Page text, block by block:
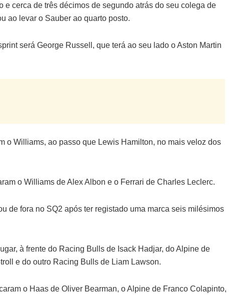
e cerca de três décimos de segundo atrás do seu colega de
ao levar o Sauber ao quarto posto.
será George Russell, que terá ao seu lado o Aston Martin
o Williams, ao passo que Lewis Hamilton, no mais veloz dos
o Williams de Alex Albon e o Ferrari de Charles Leclerc.
de fora no SQ2 após ter registado uma marca seis milésimos
à frente do Racing Bulls de Isack Hadjar, do Alpine de
e do outro Racing Bulls de Liam Lawson.
o Haas de Oliver Bearman, o Alpine de Franco Colapinto,